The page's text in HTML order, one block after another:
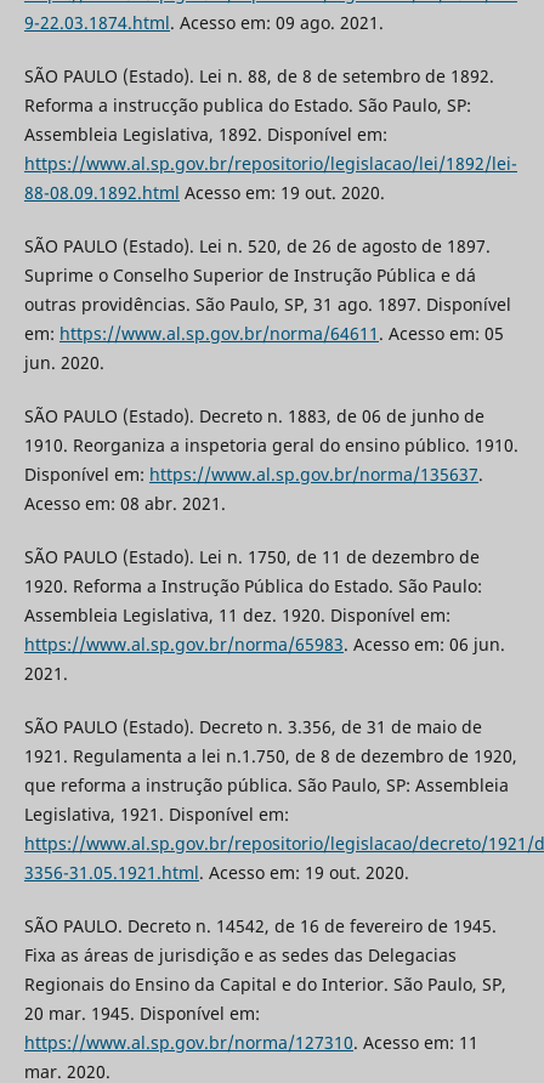
9-22.03.1874.html. Acesso em: 09 ago. 2021.
SÃO PAULO (Estado). Lei n. 88, de 8 de setembro de 1892.
Reforma a instrucção publica do Estado. São Paulo, SP:
Assembleia Legislativa, 1892. Disponível em:
https://www.al.sp.gov.br/repositorio/legislacao/lei/1892/lei-
88-08.09.1892.html Acesso em: 19 out. 2020.
SÃO PAULO (Estado). Lei n. 520, de 26 de agosto de 1897.
Suprime o Conselho Superior de Instrução Pública e dá
outras providências. São Paulo, SP, 31 ago. 1897. Disponível
em: https://www.al.sp.gov.br/norma/64611 . Acesso em: 05
jun. 2020.
SÃO PAULO (Estado). Decreto n. 1883, de 06 de junho de
1910. Reorganiza a inspetoria geral do ensino público. 1910.
Disponível em: https://www.al.sp.gov.br/norma/135637.
Acesso em: 08 abr. 2021.
SÃO PAULO (Estado). Lei n. 1750, de 11 de dezembro de
1920. Reforma a Instrução Pública do Estado. São Paulo:
Assembleia Legislativa, 11 dez. 1920. Disponível em:
https://www.al.sp.gov.br/norma/65983. Acesso em: 06 jun.
2021.
SÃO PAULO (Estado). Decreto n. 3.356, de 31 de maio de
1921. Regulamenta a lei n.1.750, de 8 de dezembro de 1920,
que reforma a instrução pública. São Paulo, SP: Assembleia
Legislativa, 1921. Disponível em:
https://www.al.sp.gov.br/repositorio/legislacao/decreto/1921/
3356-31.05.1921.html. Acesso em: 19 out. 2020.
SÃO PAULO. Decreto n. 14542, de 16 de fevereiro de 1945.
Fixa as áreas de jurisdição e as sedes das Delegacias
Regionais do Ensino da Capital e do Interior. São Paulo, SP,
20 mar. 1945. Disponível em:
https://www.al.sp.gov.br/norma/127310. Acesso em: 11
mar. 2020.